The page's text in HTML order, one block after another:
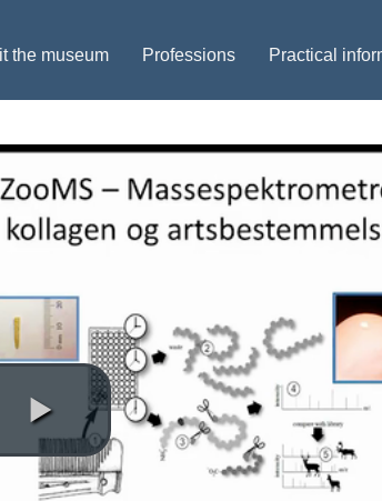
the museum Professions Practical